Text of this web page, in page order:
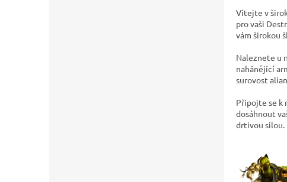
Vítejte v
pro vaši
vám širokou
Naleznete u
nahánějící
surovost
Připojte se k
dosáhnout
drtivou silou.